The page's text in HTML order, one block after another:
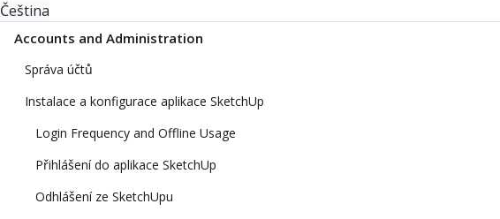
Čeština
Accounts and Administration
Správa účtů
Instalace a konfigurace aplikace SketchUp
Login Frequency and Offline Usage
Přihlášení do aplikace SketchUp
Odhlášení ze SketchUpu